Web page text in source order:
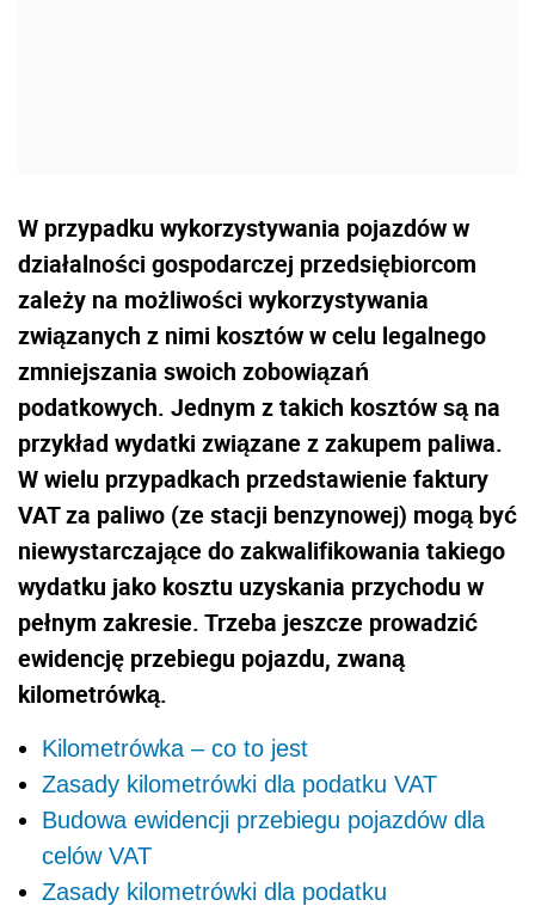
W przypadku wykorzystywania pojazdów w
działalności gospodarczej przedsiębiorcom
zależy na możliwości wykorzystywania
związanych z nimi kosztów w celu legalnego
zmniejszania swoich zobowiązań
podatkowych. Jednym z takich kosztów są na
przykład wydatki związane z zakupem paliwa.
W wielu przypadkach przedstawienie faktury
VAT za paliwo (ze stacji benzynowej) mogą być
niewystarczające do zakwalifikowania takiego
wydatku jako kosztu uzyskania przychodu w
pełnym zakresie. Trzeba jeszcze prowadzić
ewidencję przebiegu pojazdu, zwaną
kilometrówką.
Kilometrówka – co to jest
Zasady kilometrówki dla podatku VAT
Budowa ewidencji przebiegu pojazdów dla
celów VAT
Zasady kilometrówki dla podatku